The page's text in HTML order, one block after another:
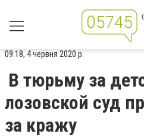
09:18, 4 червня 2020 р.
В тюрьму за
лозовской суд
за кражу